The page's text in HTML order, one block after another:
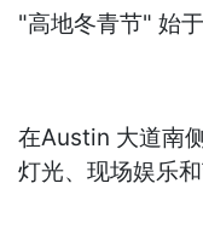
"高地冬青节" 始
在Austin 大道南
灯光、现场娱乐